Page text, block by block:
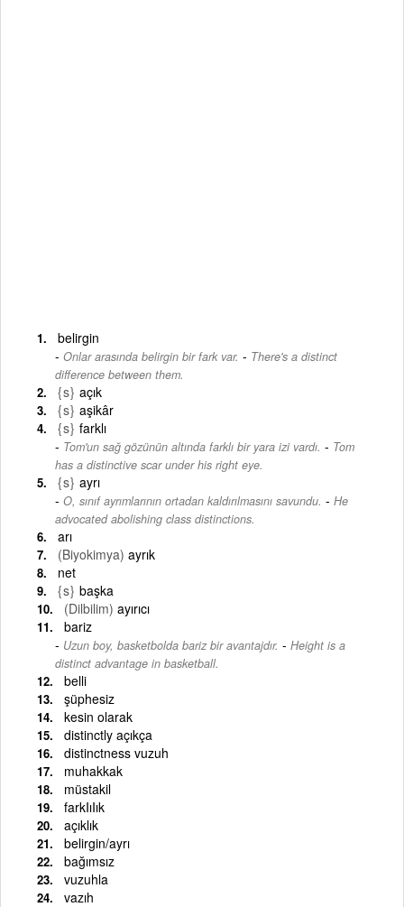
belirgin
Onlar arasında belirgin bir fark var. - There's a distinct
difference between them.
{s} açık
{s} aşikâr
{s} farklı
Tom'un sağ gözünün altında farklı bir yara izi vardı. - Tom
has a distinctive scar under his right eye.
{s} ayrı
O, sınıf ayrımlarının ortadan kaldırılmasını savundu. - He
advocated abolishing class distinctions.
arı
(Biyokimya) ayrık
net
{s} başka
(Dilbilim) ayırıcı
bariz
Uzun boy, basketbolda bariz bir avantajdır. - Height is a
distinct advantage in basketball.
belli
şüphesiz
kesin olarak
distinctly açıkça
distinctness vuzuh
muhakkak
müstakil
farkIıIık
açıklık
belirgin/ayrı
bağımsız
vuzuhla
vazıh